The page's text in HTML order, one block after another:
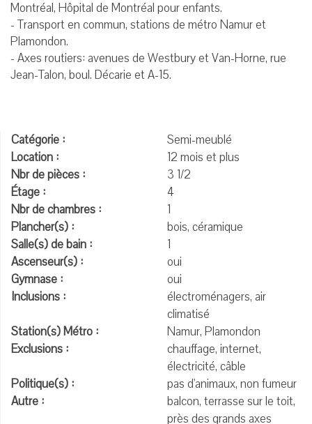
Montréal, Hôpital de Montréal pour enfants.
- Transport en commun, stations de métro Namur et
Plamondon.
- Axes routiers: avenues de Westbury et Van-Horne, rue
Jean-Talon, boul. Décarie et A-15.
Catégorie :
Semi-meublé
Location :
12 mois et plus
Nbr de pièces :
3 1/2
Étage :
4
Nbr de chambres :
1
Plancher(s) :
bois, céramique
Salle(s) de bain :
1
Ascenseur(s) :
oui
Gymnase :
oui
Inclusions :
électroménagers, air
climatisé
Station(s) Métro :
Namur, Plamondon
Exclusions :
chauffage, internet,
électricité, câble
Politique(s) :
pas d'animaux, non fumeur
Autre :
balcon, terrasse sur le toit,
près des grands axes